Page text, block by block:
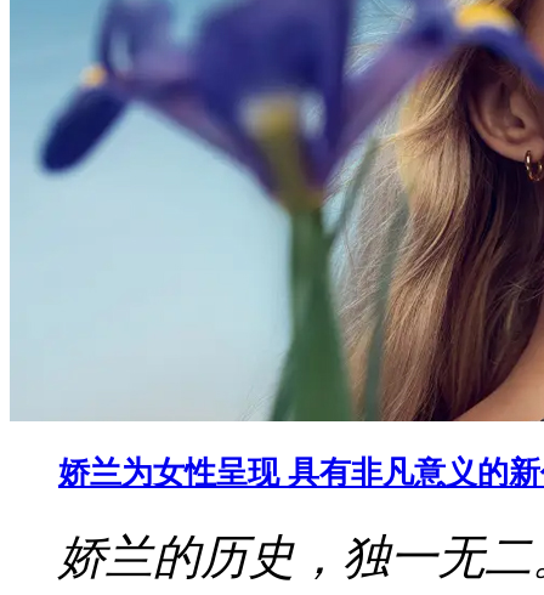
娇兰为女性呈现 具有非凡意义的
娇兰的历史，独一无